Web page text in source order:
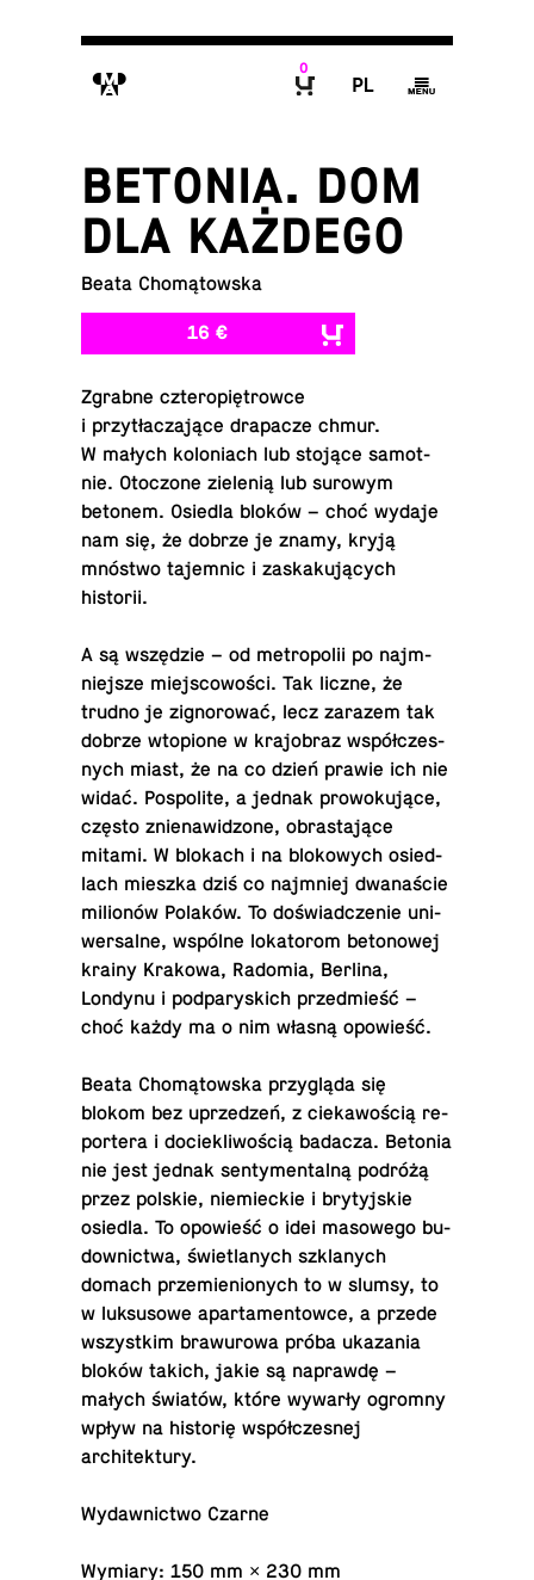
M
0
P g
BETONIA. DOM
DLA KAŻDEGO
Beata Chomątowska
16 €
Zgrabne czteropiętrowce
i przytłaczające dra­pacze chmur.
W małych kolo­ni­ach lub stojące samot­
nie. Otoc­zone zielenią lub surowym
betonem. Osiedla bloków – choć wydaje
nam się, że dobrze je znamy, kryją
mnóstwo tajem­nic i za­skakujących
historii.
A są wszędzie – od metropolii po na­jm­
niejsze miejs­cowości. Tak liczne, że
trudno je zig­norować, lecz zarazem tak
dobrze wto­pi­one w kra­jo­braz współczes­
nych miast, że na co dzień prawie ich nie
widać. Pospo­lite, a jednak prowokujące,
często znien­aw­id­zone, obras­tające
mitami. W blokach i na blokowych osied­
lach mieszka dziś co na­jm­niej dwanaście
milionów Polaków. To doświad­cze­nie uni­
w­er­salne, wspólne loka­torom betonowej
krainy Krakowa, Radomia, Berlina,
Londynu i pod­parys­kich przed­mieść –
choć każdy ma o nim własną opowieść.
Beata Chomątowska przygląda się
blokom bez up­rzedzeń, z ciekawością re­
portera i do­ciek­liwością badacza. Betonia
nie jest jednak sen­ty­men­talną podróżą
przez polskie, niemieckie i bry­tyjskie
osiedla. To opowieść o idei ma­sowego bu­
down­ictwa, świ­et­lanych szk­lanych
domach przemienionych to w slumsy, to
w luk­su­sowe aparta­men­towce, a przede
wszys­tkim brawurowa próba ukaza­nia
bloków takich, jakie są naprawdę –
małych światów, które wywarły ogromny
wpływ na historię współczesnej
architektury.
Wydawnictwo Czarne
Wymiary: 150 mm × 230 mm